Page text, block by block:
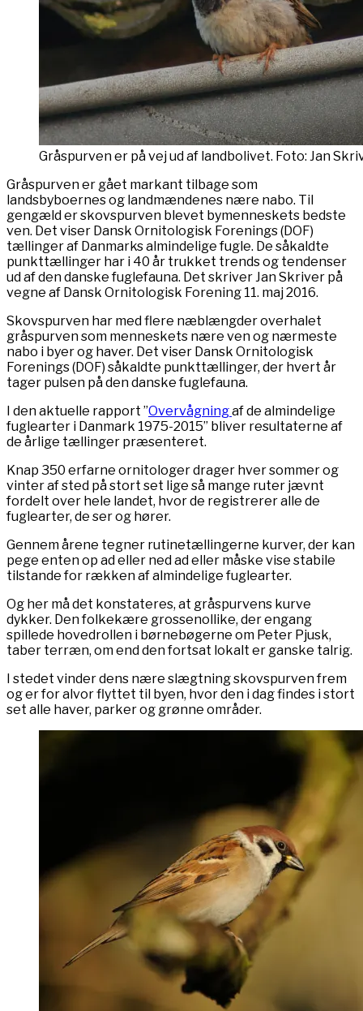
Gråspurven er på vej ud af landbolivet. Foto: Jan
Gråspurven er gået markant tilbage som
landsbyboernes og landmændenes nære nabo. Til
gengæld er skovspurven blevet bymenneskets bedste
ven. Det viser Dansk Ornitologisk Forenings (DOF)
tællinger af Danmarks almindelige fugle. De såkaldte
punkttællinger har i 40 år trukket trends og tendenser
ud af den danske fuglefauna. Det skriver Jan Skriver på
vegne af Dansk Ornitologisk Forening 11. maj 2016.
Skovspurven har med flere næblængder overhalet
gråspurven som menneskets nære ven og nærmeste
nabo i byer og haver. Det viser Dansk Ornitologisk
Forenings (DOF) såkaldte punkttællinger, der hvert år
tager pulsen på den danske fuglefauna.
I den aktuelle rapport ”Overvågningaf de almindelige
fuglearter i Danmark 1975-2015” bliver resultaterne af
de årlige tællinger præsenteret.
Knap 350 erfarne ornitologer drager hver sommer og
vinter af sted på stort set lige så mange ruter jævnt
fordelt over hele landet, hvor de registrerer alle de
fuglearter, de ser og hører.
Gennem årene tegner rutinetællingerne kurver, der kan
pege enten op ad eller ned ad eller måske vise stabile
tilstande for rækken af almindelige fuglearter.
Og her må det konstateres, at gråspurvens kurve
dykker. Den folkekære grossenollike, der engang
spillede hovedrollen i børnebøgerne om Peter Pjusk,
taber terræn, om end den fortsat lokalt er ganske talrig.
I stedet vinder dens nære slægtning skovspurven frem
og er for alvor flyttet til byen, hvor den i dag findes i stort
set alle haver, parker og grønne områder.